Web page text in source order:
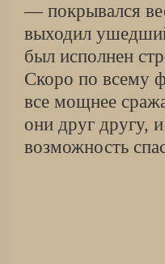
— покрывался
выходил
был исполнен
Скоро по всему
все мощнее
они друг другу,
возможность